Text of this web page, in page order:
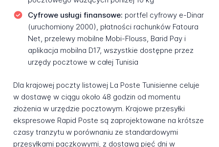
Cyfrowe usługi finansowe: portfel cyfrowy e-Dinar
(uruchomiony 2000), płatności rachunków Fatoura
Net, przelewy mobilne Mobi-Flouss, Barid Pay i
aplikacja mobilna D17, wszystkie dostępne przez
urzędy pocztowe w całej Tunisia
Dla krajowej poczty listowej La Poste Tunisienne celuje
w dostawę w ciągu około 48 godzin od momentu
złożenia w urzędzie pocztowym. Krajowe przesyłki
ekspresowe Rapid Poste są zaprojektowane na krótsze
czasy tranzytu w porównaniu ze standardowymi
przesyłkami paczkowymi, z dostawą pięć dni w